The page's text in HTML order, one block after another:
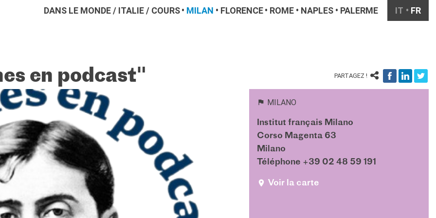
DANS LE MONDE/ ITALIE/ COURS MILAN FLORENCE ROME NAPLES PALERME IT FR
en podcast" PARTAGEZ !
MILANO
Institut français Milano
Corso Magenta 63
Milano
Téléphone +39 02 48 59 191
Voir la carte